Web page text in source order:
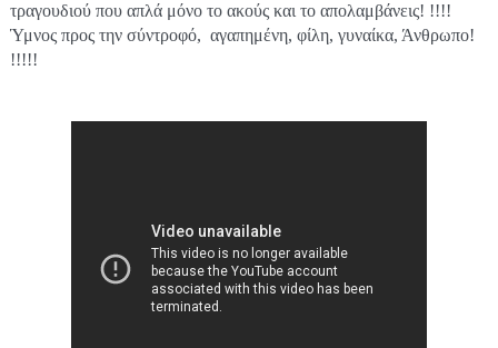
τραγουδιού που απλά μόνο το ακούς και το απολαμβάνεις! !!!!
Ύμνος προς την σύντροφό,  αγαπημένη, φίλη, γυναίκα, Άνθρωπο!
!!!!!